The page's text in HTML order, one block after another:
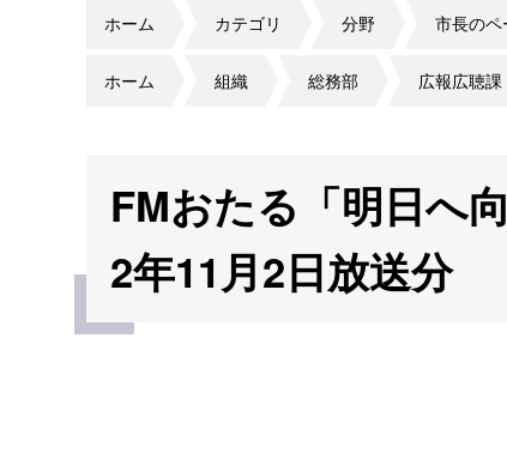
ホーム カテゴリ 分野 市長のペ
ホーム 組織 総務部 広報広聴課
FMおたる「明日へ
2年11月2日放送分